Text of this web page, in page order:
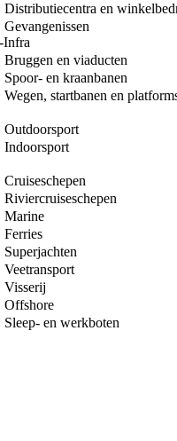
Distributiecentra en
Gevangenissen
Bruggen en viaducten
Spoor- en kraanbanen
Wegen, startbanen en
Outdoorsport
Indoorsport
Cruiseschepen
Riviercruiseschepen
Marine
Ferries
Superjachten
Veetransport
Visserij
Offshore
Sleep- en werkboten